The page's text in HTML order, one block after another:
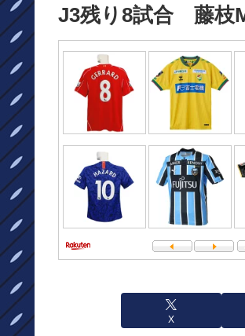
J3残り8試合 藤枝
X